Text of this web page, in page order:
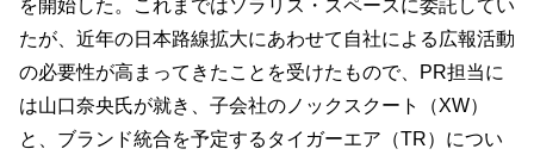
を開始した。これまではソラリス・スペースに委託してい
たが、近年の日本路線拡大にあわせて自社による広報活動
の必要性が高まってきたことを受けたもので、PR担当に
は山口奈央氏が就き、子会社のノックスクート（XW）
と、ブランド統合を予定するタイガーエア（TR）につい